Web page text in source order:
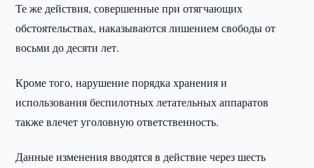
Те же действия, совершенные при отягчающих
обстоятельствах, наказываются лишением свободы от
восьми до десяти лет.
Кроме того, нарушение порядка хранения и
использования беспилотных летательных аппаратов
также влечет уголовную ответственность.
Данные изменения вводятся в действие через шесть